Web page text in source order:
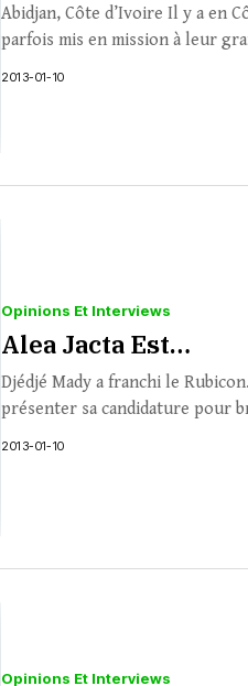
Abidjan, Côte d’Ivoire Il y a en
parfois mis en mission à leur
2013-01-10
Opinions Et Interviews
Alea Jacta Est…
Djédjé Mady a franchi le
présenter sa candidature pour
2013-01-10
Opinions Et Interviews